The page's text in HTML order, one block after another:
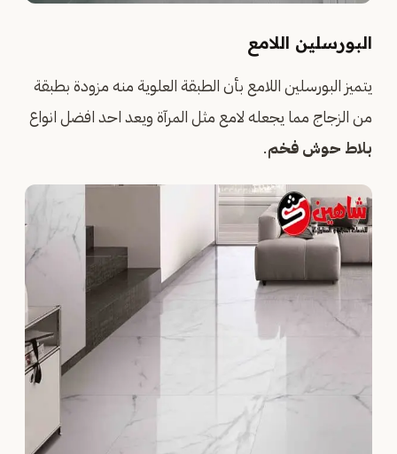
البورسلين اللامع
يتميز البورسلين اللامع بأن الطبقة العلوية منه مزودة بطبقة
من الزجاج مما يجعله لامع مثل المرآة ويعد احد افضل انواع
بلاط حوش فخم.